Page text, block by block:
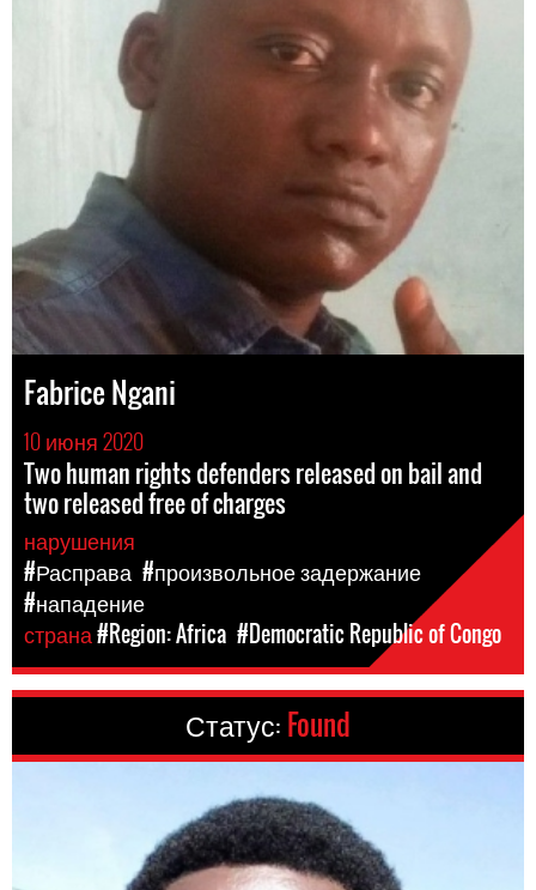
Fabrice Ngani
10 июня 2020
Two human rights defenders released on bail and
two released free of charges
нарушения
#Расправа #произвольное задержание
#нападение
страна#Region: Africa #Democratic Republic of Congo
Статус: Found